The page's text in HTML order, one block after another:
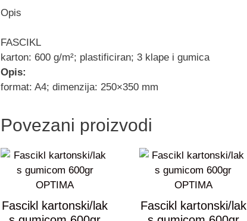
Opis
FASCIKL
karton: 600 g/m²; plastificiran; 3 klape i gumica
Opis:
format: A4; dimenzija: 250×350 mm
Povezani proizvodi
Fascikl kartonski/lak
Fascikl kartonski/lak